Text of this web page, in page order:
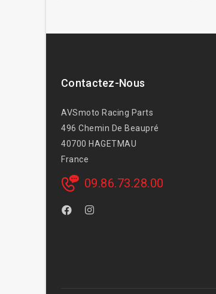
Contactez-Nous
AVSmoto Racing Parts
496 Chemin De Beaupré
40700 HAGETMAU
France
09.86.73.28.00